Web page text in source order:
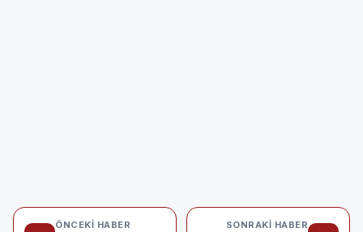
ÖNCEKI HABER SONRAKI HABER